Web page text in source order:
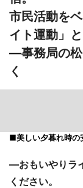
市民活動を
イト運動」
―事務局の松
く
■美しい夕暮れ時の
―おもいやりラ
ください。